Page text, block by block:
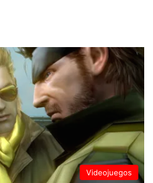
Videojuegos